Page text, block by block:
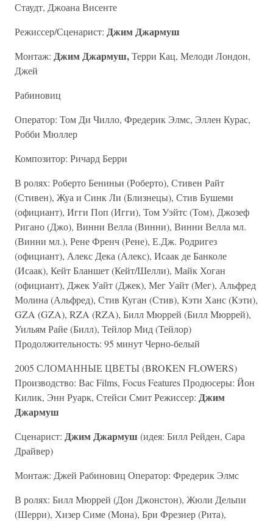
Стаудт, Джоана Висенте
Режиссер/Сценарист: Джим Джармуш
Монтаж: Джим Джармуш,Терри Кац, Мелоди Лондон,
Джей
Рабиновиц
Оператор: Том Ди Чилло, Фредерик Элмс, Эллен Курас,
Робби Мюллер
Композитор: Ричард Берри
В ролях: Роберто Бениньи (Роберто), Стивен Райт
(Стивен), Жуа и Синк Ли (Близнецы), Стив Бушеми
(официант), Игги Поп (Игги), Том Уэйтс (Том), Джозеф
Ригано (Джо), Винни Велла (Винни), Винни Велла мл.
(Винни мл.), Рене Френч (Рене), Е.Дж. Родригез
(официант), Алекс Дека (Алекс), Исаак де Банколе
(Исаак), Кейт Бланшет (Кейт/Шелли), Майк Хоган
(официант), Джек Уайт (Джек), Мег Уайт (Мег), Альфред
Молина (Альфред), Стив Куган (Стив), Кэти Ханс (Кэти),
GZA (GZA), RZA (RZA), Билл Мюррей (Билл Мюррей),
Уильям Райе (Билл), Тейлор Мид (Тейлор)
Продолжительность: 95 минут Черно-белый
2005 СЛОМАННЫЕ ЦВЕТЫ (BROKEN FLOWERS)
Производство: Вас Films, Focus Features Продюсеры: Йон
Килик, Энн Руарк, Стейси Смит Режиссер: Джим
Джармуш
Сценарист: Джим Джармуш (идея: Билл Рейден, Сара
Драйвер)
Монтаж: Джей Рабиновиц Оператор: Фредерик Элмс
В ролях: Билл Мюррей (Дон Джонстон), Жюли Дельпи
(Шерри), Хизер Симе (Мона), Бри Фрезиер (Рита),